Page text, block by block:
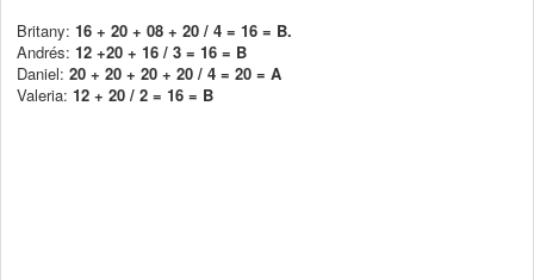
Britany: 16 + 20 + 08 + 20 / 4 = 16 = B.
Andrés: 12 +20 + 16 / 3 = 16 = B
Daniel: 20 + 20 + 20 + 20 / 4 = 20 = A
Valeria: 12 + 20 / 2 = 16 = B